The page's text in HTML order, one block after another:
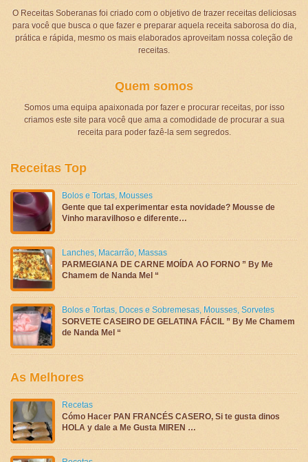
O Receitas Soberanas foi criado com o objetivo de trazer receitas deliciosas
para você que busca o que fazer e preparar aquela receita saborosa do dia,
prática e rápida, mesmo os mais elaborados aproveitam nossa coleção de
receitas.
Quem somos
Somos uma equipa apaixonada por fazer e procurar receitas, por isso
criamos este site para você que ama a comodidade de procurar a sua
receita para poder fazê-la sem segredos.
Receitas Top
Bolos e Tortas, Mousses
Gente que tal experimentar esta novidade? Mousse de
Vinho maravilhoso e diferente…
Lanches, Macarrão, Massas
PARMEGIANA DE CARNE MOÍDA AO FORNO ” By Me
Chamem de Nanda Mel “
Bolos e Tortas, Doces e Sobremesas, Mousses, Sorvetes
SORVETE CASEIRO DE GELATINA FÁCIL ” By Me Chamem
de Nanda Mel “
As Melhores
Recetas
Cómo Hacer PAN FRANCÉS CASERO, Si te gusta dinos
HOLA y dale a Me Gusta MIREN …